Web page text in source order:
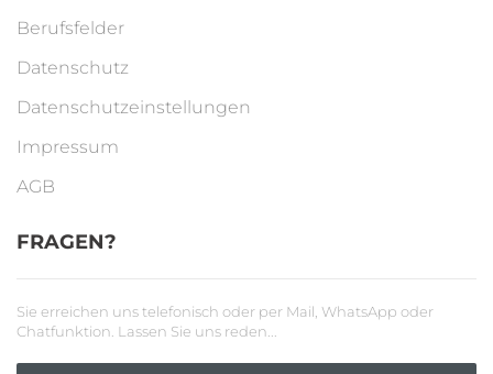
Berufsfelder
Datenschutz
Datenschutzeinstellungen
Impressum
AGB
FRAGEN?
Sie erreichen uns telefonisch oder per Mail, WhatsApp oder
Chatfunktion. Lassen Sie uns reden...